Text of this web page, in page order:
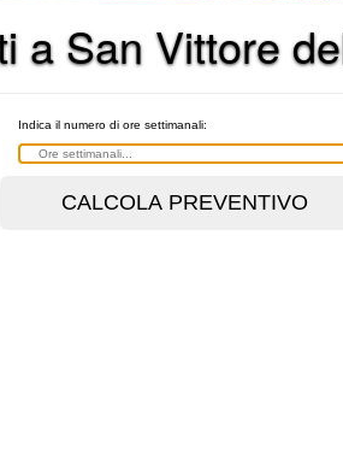
a San Vittore
Indica il numero di ore settimanali: